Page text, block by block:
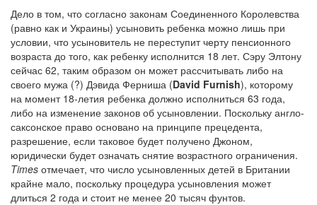
Дело в том, что согласно законам Соединенного Королевства
(равно как и Украины) усыновить ребенка можно лишь при
условии, что усыновитель не переступит черту пенсионного
возраста до того, как ребенку исполнится 18 лет. Сэру Элтону
сейчас 62, таким образом он может рассчитывать либо на
своего мужа (?) Дэвида Ферниша (David Furnish), которому
на момент 18-летия ребенка должно исполниться 63 года,
либо на изменение законов об усыновлении. Поскольку англо-
саксонское право основано на принципе прецедента,
разрешение, если таковое будет получено Джоном,
юридически будет означать снятие возрастного ограничения.
Times отмечает, что число усыновленных детей в Британии
крайне мало, поскольку процедура усыновления может
длиться 2 года и стоит не менее 20 тысяч фунтов.